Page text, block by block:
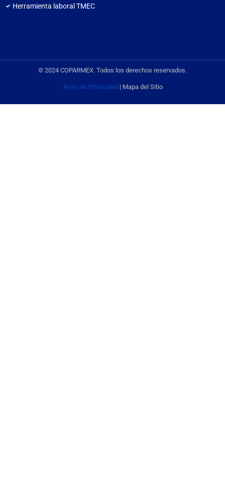
Herramienta laboral TMEC
© 2024 COPARMEX. Todos los derechos reservados.
Aviso de Privacidad | Mapa del Sitio